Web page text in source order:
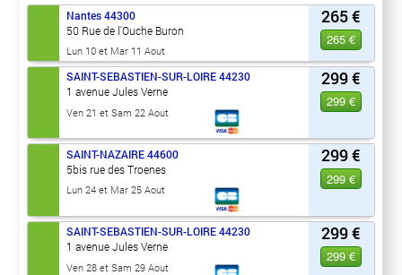
265 €
265 €
Nantes 44300
50 Rue de l'Ouche Buron
Lun 10 et Mar 11 Aout
299 €
299 €
SAINT-SEBASTIEN-SUR-LOIRE 44230
1 avenue Jules Verne
Ven 21 et Sam 22 Aout
299 €
299 €
SAINT-NAZAIRE 44600
5bis rue des Troenes
Lun 24 et Mar 25 Aout
299 €
299 €
SAINT-SEBASTIEN-SUR-LOIRE 44230
1 avenue Jules Verne
Ven 28 et Sam 29 Aout